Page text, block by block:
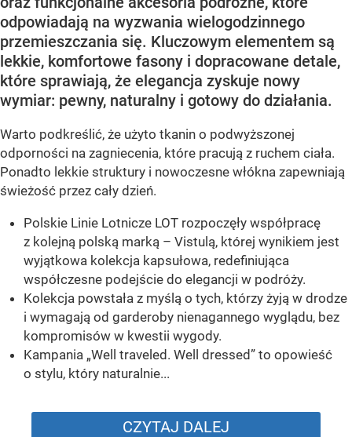
odpowiadają na wyzwania wielogodzinnego
przemieszczania się. Kluczowym elementem są
lekkie, komfortowe fasony i dopracowane detale,
które sprawiają, że elegancja zyskuje nowy
wymiar: pewny, naturalny i gotowy do działania.
Warto podkreślić, że użyto tkanin o podwyższonej
odporności na zagniecenia, które pracują z ruchem ciała.
Ponadto lekkie struktury i nowoczesne włókna zapewniają
świeżość przez cały dzień.
Polskie Linie Lotnicze LOT rozpoczęły współpracę
z kolejną polską marką – Vistulą, której wynikiem jest
wyjątkowa kolekcja kapsułowa, redefiniująca
współczesne podejście do elegancji w podróży.
Kolekcja powstała z myślą o tych, którzy żyją w drodze
i wymagają od garderoby nienagannego wyglądu, bez
kompromisów w kwestii wygody.
Kampania „Well traveled. Well dressed” to opowieść
o stylu, który naturalnie...
CZYTAJ DALEJ